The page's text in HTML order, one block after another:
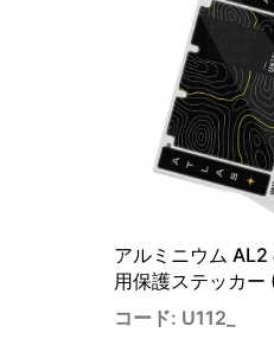
アルミニウム
用保護ステッカ
コード: U112_